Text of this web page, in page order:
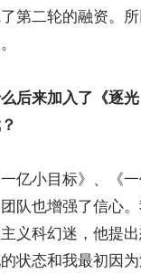
第二轮的融资。
后来加入了《逐
亿小目标》、《
队也增强了信心
义科幻迷，他提
状态和我最初因